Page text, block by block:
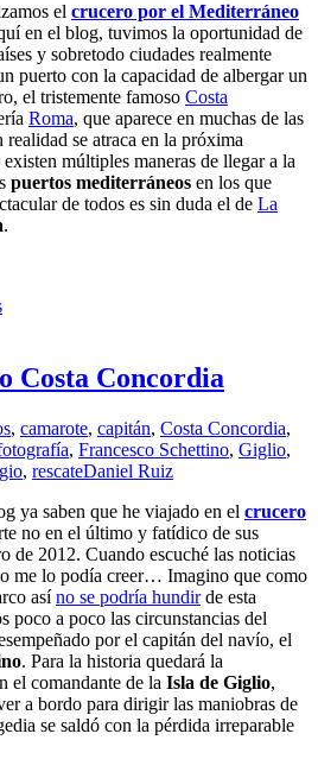
el crucero por el Mediterráneo
en el blog, tuvimos la oportunidad de
y sobretodo ciudades realmente
puerto con la capacidad de albergar un
el tristemente famoso Costa
Roma, que aparece en muchas de las
realidad se atraca en la próxima
múltiples maneras de llegar a la
puertos mediterráneos en los que
de todos es sin duda el de La
.
Costa Concordia
, camarote, capitán, Costa Concordia,
, Francesco Schettino, Giglio,
, rescateDaniel Ruiz
ya saben que he viajado en el crucero
no en el último y fatídico de sus
de 2012. Cuando escuché las noticias
me lo podía creer… Imagino que como
asíno se podría hundirde esta
poco a poco las circunstancias del
por el capitán del navío, el
. Para la historia quedará la
el comandante de la Isla de Giglio,
a bordo para dirigir las maniobras de
se saldó con la pérdida irreparable